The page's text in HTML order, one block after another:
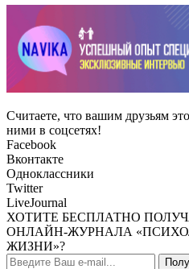
Считаете, что вашим друзьям
ними в соцсетях!
Facebook
Вконтакте
Одноклассники
Twitter
LiveJournal
ХОТИТЕ БЕСПЛАТНО
ОНЛАЙН-ЖУРНАЛА
ЖИЗНИ»?